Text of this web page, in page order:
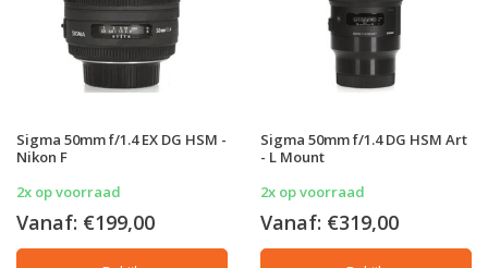
Sigma 50mm f/1.4 EX DG HSM -
Nikon F
2x op voorraad
Vanaf: €199,00
Sigma 50mm f/1.4 DG HSM Art
- L Mount
2x op voorraad
Vanaf: €319,00